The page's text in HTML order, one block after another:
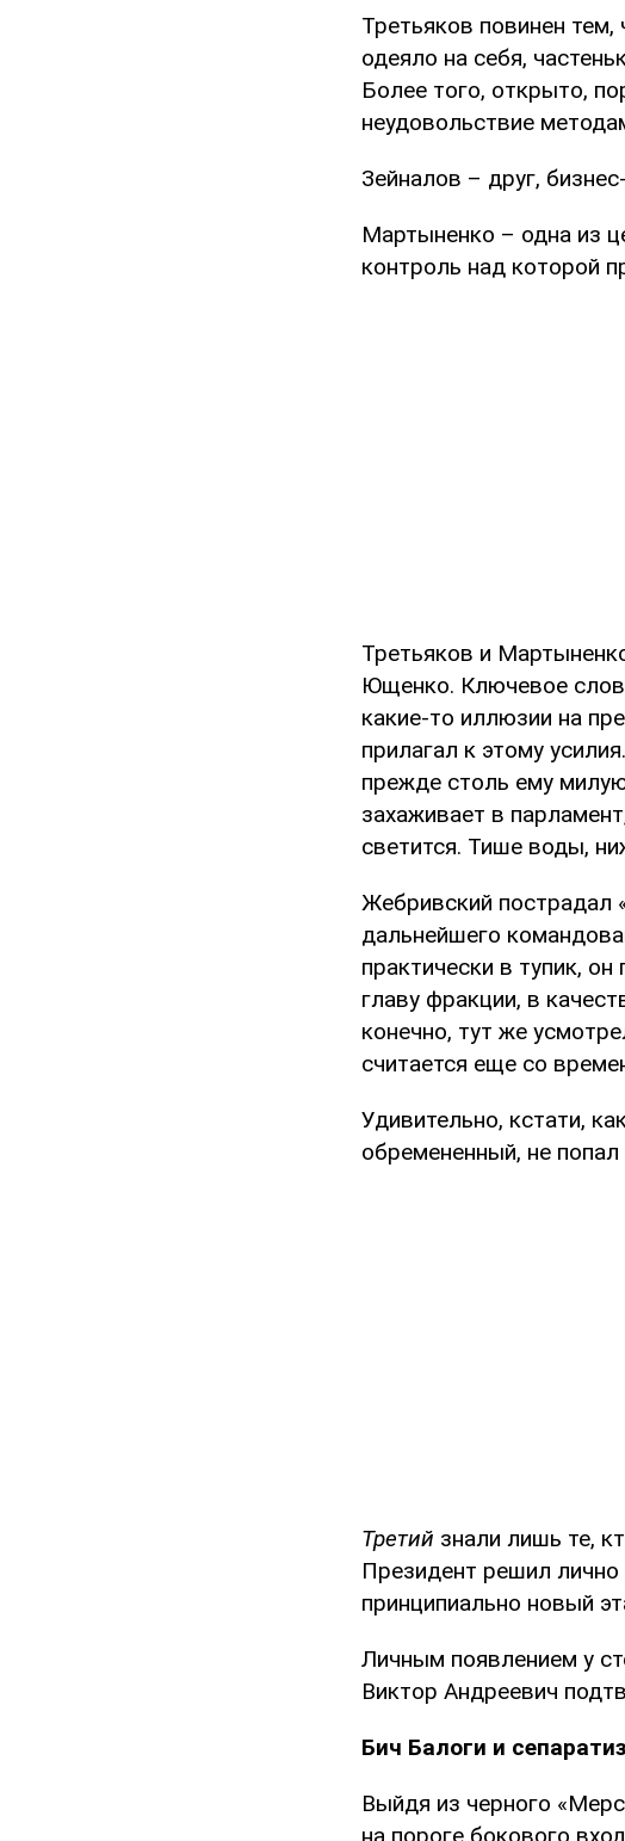
Третьяков повинен
одеяло на себя,
Более того, открыто,
неудовольствие
Зейналов – друг,
Мартыненко – одна из
контроль над которой
Третьяков и
Ющенко. Ключевое
какие-то иллюзии на
прилагал к этому
прежде столь ему
захаживает в
светится. Тише воды,
Жебривский пострадал
дальнейшего
практически в тупик,
главу фракции, в
конечно, тут же
считается еще со
Удивительно, кстати,
обремененный, не
Третий знали лишь те,
Президент решил
принципиально новый
Личным появлением у
Виктор Андреевич
Бич Балоги и
Выйдя из черного